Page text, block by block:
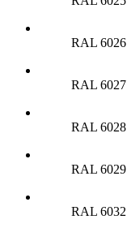
RAL 6026
RAL 6027
RAL 6028
RAL 6029
RAL 6032